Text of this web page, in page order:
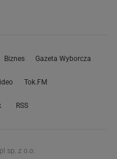
Biznes Gazeta Wyborcza
Tok.FM
RSS
sp. z o.o.